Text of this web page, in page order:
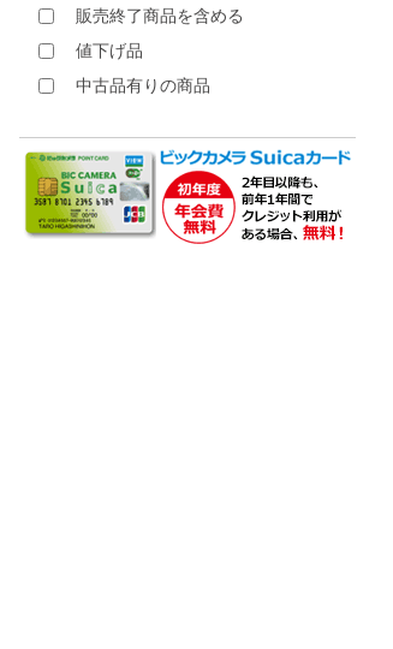
販売終了商品を含める
値下げ品
中古品有りの商品